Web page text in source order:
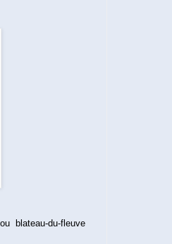
blateau-du-fleuve